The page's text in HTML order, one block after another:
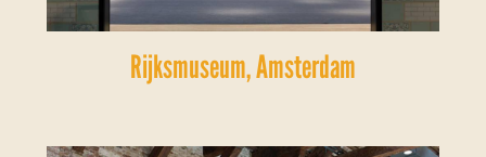
Rijksmuseum, Amsterdam